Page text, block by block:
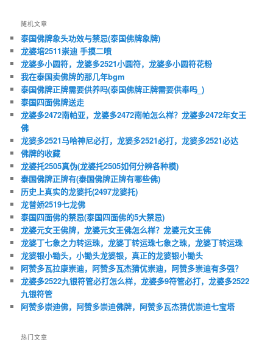
随机文章
泰国佛牌象头功效与禁忌(泰国佛牌象牌)
龙婆培2511崇迪 手摸二喷
龙婆多小圆符，龙婆多2521小圆符，龙婆多小圆符花粉
我在泰国卖佛牌的那几年bgm
泰国佛牌正牌需要供养吗(泰国佛牌正牌需要供奉吗_)
泰国四面佛牌送走
龙婆多2472南帕亚，龙婆多2472南帕怎么样？龙婆多2472年女王
佛
龙婆多2521马哈神尼必打，龙婆多2521必打，龙婆多2521必达
佛牌的收藏
龙婆托2505真伪(龙婆托2505如何分辨各种模)
泰国佛牌正牌有(泰国佛牌正牌有哪些佛)
历史上真实的龙婆托(2497龙婆托)
龙普娇2519七龙佛
泰国四面佛的禁忌(泰国四面佛的5大禁忌)
龙婆元女王佛牌，龙婆元女王佛怎么样？龙婆元女王佛
龙婆丁七象之力转运珠，龙婆丁转运珠七象之珠，龙婆丁转运珠
龙婆银小锄头，小锄头龙婆银，真正的龙婆银小锄头
阿赞多瓦拉康崇迪，阿赞多瓦杰猜优崇迪，阿赞多崇迪有多强？
龙婆多2522九银符管必打怎么样，龙婆多9符管必打，龙婆多2522
九银符管
阿赞多崇迪佛，阿赞多崇迪佛牌，阿赞多瓦杰猜优崇迪七宝塔
热门文章